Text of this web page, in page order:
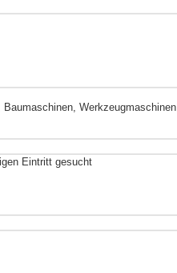
Werkzeugmaschinen
Eintritt gesucht